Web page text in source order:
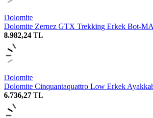
Dolomite
Dolomite Zernez GTX Trekking Erkek Bot-
8.982,24 TL
Dolomite
Dolomite Cinquantaquattro Low Erkek
6.736,27 TL